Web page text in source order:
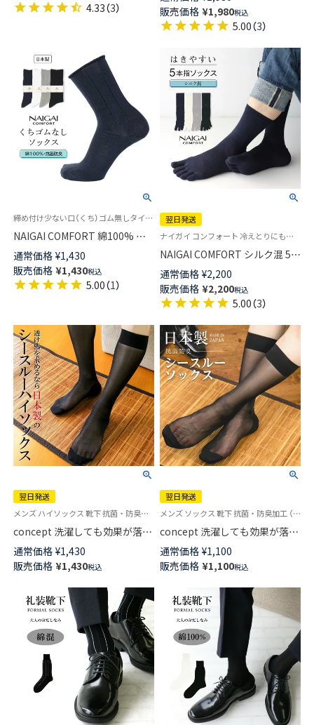
4.33（3）
指セパレート 綿混 ホールガー
メント メンズ 抗菌防臭 クルー
丈 【365日最短翌日発送】
販売価格 ¥1,980税込
5.00（3）
締め付け少ない口（くち）ゴム無しタイプ 靴下 旧02302501
NAIGAI COMFORT 綿100% 口
ゴム無し 抗菌防臭加工 クルー
丈 ソックス メンズ 02302502
通常価格 ¥1,430
販売価格 ¥1,430税込
5.00（1）
翌日発送
ナイガイ コンフォート 冷えとりにも最適 シルク 絹 5本指 靴下 男性
NAIGAI COMFORT シルク混 5本
指ソックス 無地 親指セパレー
ト ホールガーメント クルー丈
メンズ【365日最短翌日発送】
02300618
通常価格 ¥2,200
販売価格 ¥2,200税込
5.00（3）
翌日発送
メンズ ハイソックス 靴下 抗菌・防臭加工
concept 洗濯しても効果が落ち
ない抗菌・防臭加工 シースルー
ハイソックス メンズ 【365日最
短翌日発送】02204964
通常価格 ¥1,430
販売価格 ¥1,430税込
翌日発送
メンズ ソックス 靴下 抗菌・防臭加工 （旧）靴下工房の新バージョン
concept 洗濯しても効果が落ち
ない抗菌・防臭加工 シースルー
ソックス クルー丈 メンズ 【365
日最短翌日発送】02204264
通常価格 ¥1,100
販売価格 ¥1,100税込